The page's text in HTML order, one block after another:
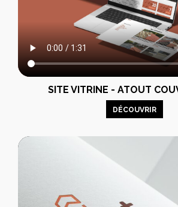
SITE VITRINE - ATOUT
DÉCOUVRIR